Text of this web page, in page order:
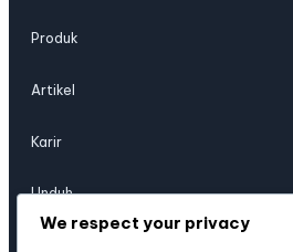
Produk
Artikel
Karir
Unduh
We respect your privacy